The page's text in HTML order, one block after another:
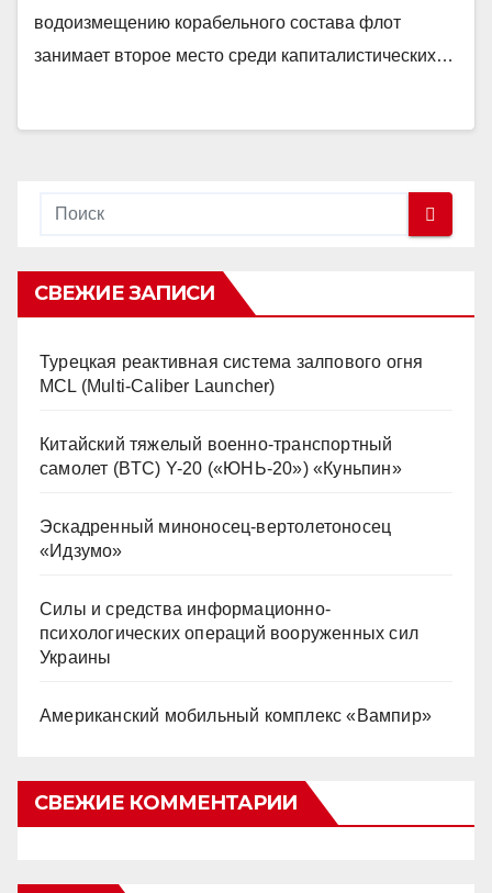
водоизмещению корабельного состава флот
занимает второе место среди капиталистических…
СВЕЖИЕ ЗАПИСИ
Турецкая реактивная система залпового огня
MCL (Multi-Caliber Launcher)
Китайский тяжелый военно-транспортный
самолет (BTC) Y-20 («ЮНЬ-20») «Куньпин»
Эскадренный миноносец-вертолетоносец
«Идзумо»
Силы и средства информационно-
психологических операций вооруженных сил
Украины
Американский мобильный комплекс «Вампир»
СВЕЖИЕ КОММЕНТАРИИ